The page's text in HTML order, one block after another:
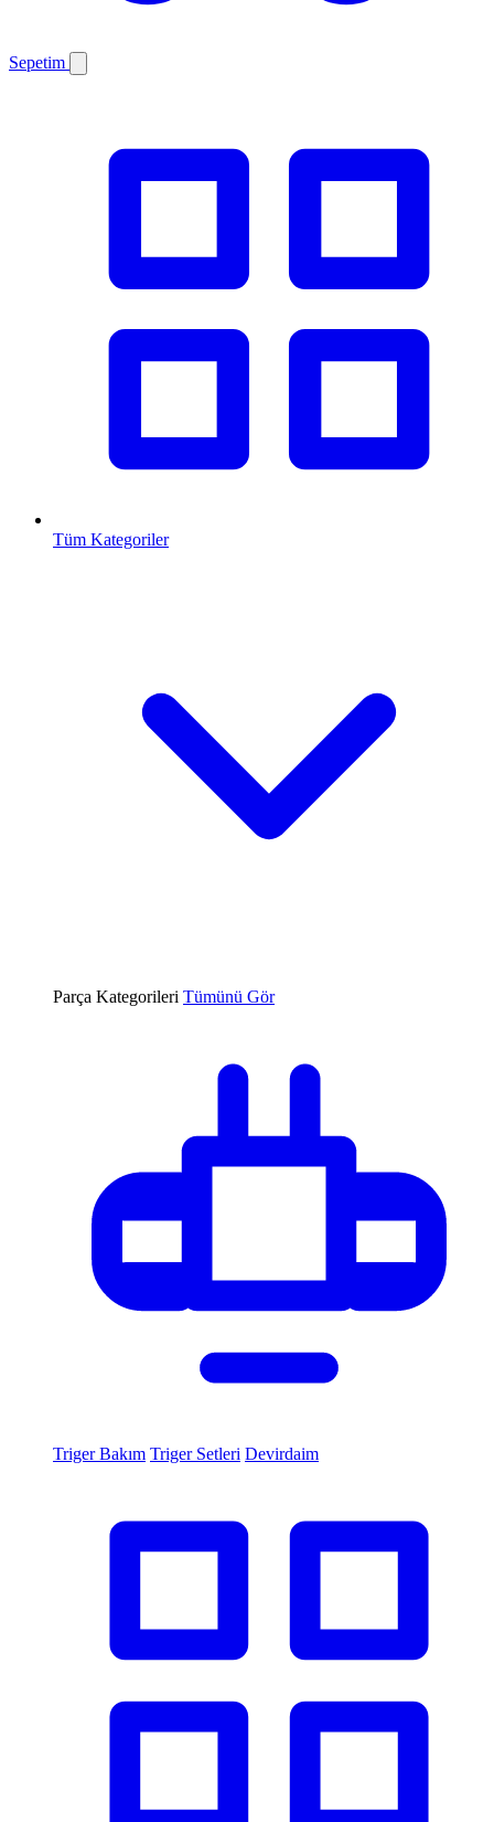
Sepetim
Tüm Kategoriler
Parça Kategorileri Tümünü Gör
Triger Bakım Triger Setleri Devirdaim